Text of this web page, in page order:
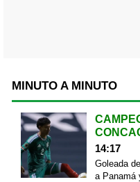
MINUTO A MINUTO
14:17
Goleada
a Panamá